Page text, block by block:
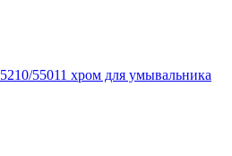
55011 хром для умывальника